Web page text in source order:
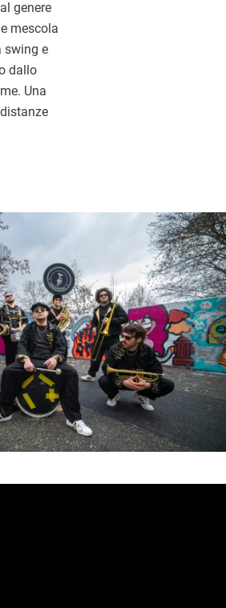
genere
mescola
swing e
dallo
Una